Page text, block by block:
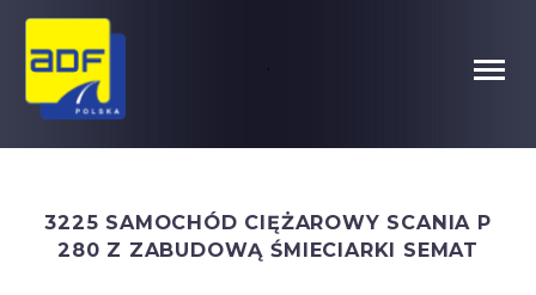
.
3225 SAMOCHÓD CIĘŻAROWY SCANIA P
280 Z ZABUDOWĄ ŚMIECIARKI SEMAT